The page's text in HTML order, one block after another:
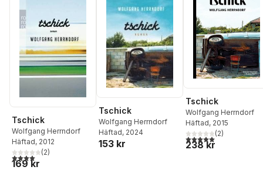
Tschick
Wolfgang Herrndorf
Häftad, 2012
4,0utav 5 stjärnor. Totalt antal röster:
(2)
169 kr
Tschick
Wolfgang Herrndorf
Häftad, 2024
153 kr
Tschick
Wolfgang Herrndorf
Häftad, 2015
5,0utav 5 stjärnor.
(2)
238 kr